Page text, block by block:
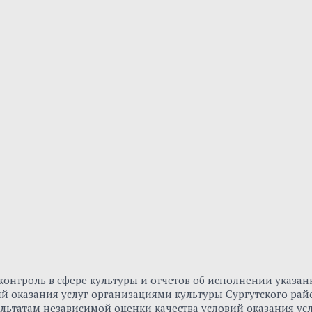
в сфере культуры и отчетов об исполнении
оказания услуг организациями культуры Сургутского
независимой оценки качества условий оказания